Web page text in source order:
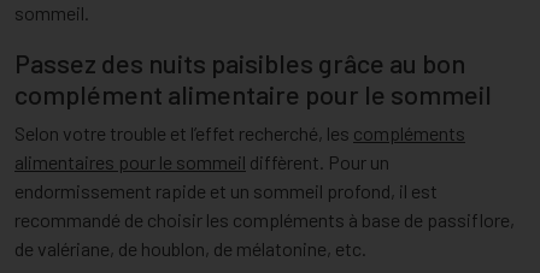
sommeil.
Passez des nuits paisibles grâce au bon
complément alimentaire pour le sommeil
Selon votre trouble et l’effet recherché, les compléments
alimentaires pour le sommeil diffèrent. Pour un
endormissement rapide et un sommeil profond, il est
recommandé de choisir les compléments à base de passiflore,
de valériane, de houblon, de mélatonine, etc.